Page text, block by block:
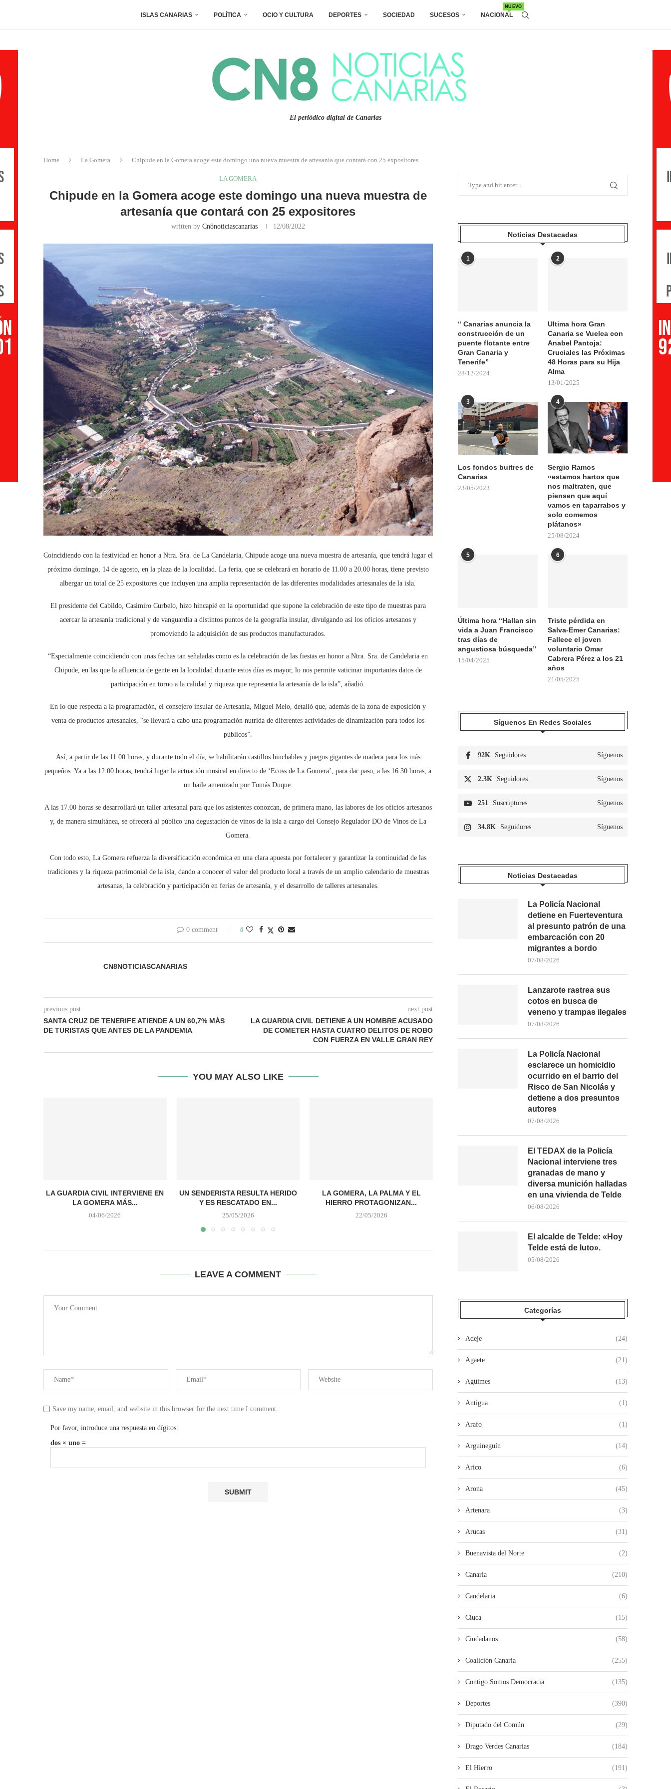
ISLAS CANARIAS POLÍTICA OCIO Y CULTURA DEPORTES SOCIEDAD SUCESOS NACIONAL
NUEVO
El periódico digital de Canarias
Home La Gomera Chipude en la Gomera acoge este domingo una nueva muestra de artesanía que contará con 25 expositores
LA GOMERA
Chipude en la Gomera acoge este domingo una nueva muestra de
artesanía que contará con 25 expositores
written by Cn8noticiascanarias 12/08/2022
Coincidiendo con la festividad en honor a Ntra. Sra. de La Candelaria, Chipude acoge una nueva muestra de artesanía, que tendrá lugar el
próximo domingo, 14 de agosto, en la plaza de la localidad. La feria, que se celebrará en horario de 11.00 a 20.00 horas, tiene previsto
albergar un total de 25 expositores que incluyen una amplia representación de las diferentes modalidades artesanales de la isla.
El presidente del Cabildo, Casimiro Curbelo, hizo hincapié en la oportunidad que supone la celebración de este tipo de muestras para
acercar la artesanía tradicional y de vanguardia a distintos puntos de la geografía insular, divulgando así los oficios artesanos y
promoviendo la adquisición de sus productos manufacturados.
“Especialmente coincidiendo con unas fechas tan señaladas como es la celebración de las fiestas en honor a Ntra. Sra. de Candelaria en
Chipude, en las que la afluencia de gente en la localidad durante estos días es mayor, lo nos permite vaticinar importantes datos de
participación en torno a la calidad y riqueza que representa la artesanía de la isla”, añadió.
En lo que respecta a la programación, el consejero insular de Artesanía, Miguel Melo, detalló que, además de la zona de exposición y
venta de productos artesanales, “se llevará a cabo una programación nutrida de diferentes actividades de dinamización para todos los
públicos”.
Así, a partir de las 11.00 horas, y durante todo el día, se habilitarán castillos hinchables y juegos gigantes de madera para los más
pequeños. Ya a las 12.00 horas, tendrá lugar la actuación musical en directo de ‘Ecoss de La Gomera’, para dar paso, a las 16.30 horas, a
un baile amenizado por Tomás Duque.
A las 17.00 horas se desarrollará un taller artesanal para que los asistentes conozcan, de primera mano, las labores de los oficios artesanos
y, de manera simultánea, se ofrecerá al público una degustación de vinos de la isla a cargo del Consejo Regulador DO de Vinos de La
Gomera.
Con todo esto, La Gomera refuerza la diversificación económica en una clara apuesta por fortalecer y garantizar la continuidad de las
tradiciones y la riqueza patrimonial de la isla, dando a conocer el valor del producto local a través de un amplio calendario de muestras
artesanas, la celebración y participación en ferias de artesanía, y el desarrollo de talleres artesanales.
0 comment 0
CN8NOTICIASCANARIAS
previous post
SANTA CRUZ DE TENERIFE ATIENDE A UN 60,7% MÁS
DE TURISTAS QUE ANTES DE LA PANDEMIA
next post
LA GUARDIA CIVIL DETIENE A UN HOMBRE ACUSADO
DE COMETER HASTA CUATRO DELITOS DE ROBO
CON FUERZA EN VALLE GRAN REY
YOU MAY ALSO LIKE
LA GUARDIA CIVIL INTERVIENE EN
LA GOMERA MÁS...
04/06/2026
UN SENDERISTA RESULTA HERIDO
Y ES RESCATADO EN...
25/05/2026
LA GOMERA, LA PALMA Y EL
HIERRO PROTAGONIZAN...
22/05/2026
AMPLIO OPERATIVO EN LA
ACCIDENTE DE GUAGUA
LEAVE A COMMENT
Save my name, email, and website in this browser for the next time I comment.
Por favor, introduce una respuesta en dígitos:
dos × uno =
Noticias Destacadas
1
“ Canarias anuncia la
construcción de un
puente flotante entre
Gran Canaria y
Tenerife”
28/12/2024
2
Ultima hora Gran
Canaria se Vuelca con
Anabel Pantoja:
Cruciales las Próximas
48 Horas para su Hija
Alma
13/01/2025
3
Los fondos buitres de
Canarias
23/05/2023
4
Sergio Ramos
«estamos hartos que
nos maltraten, que
piensen que aquí
vamos en taparrabos y
solo comemos
plátanos»
25/08/2024
5
Última hora “Hallan sin
vida a Juan Francisco
tras días de
angustiosa búsqueda”
15/04/2025
6
Triste pérdida en
Salva-Emer Canarias:
Fallece el joven
voluntario Omar
Cabrera Pérez a los 21
años
21/05/2025
Síguenos En Redes Sociales
92K Seguidores Síguenos
2.3K Seguidores Síguenos
251 Suscriptores Síguenos
34.8K Seguidores Síguenos
Noticias Destacadas
La Policía Nacional
detiene en Fuerteventura
al presunto patrón de una
embarcación con 20
migrantes a bordo
07/08/2026
Lanzarote rastrea sus
cotos en busca de
veneno y trampas ilegales
07/08/2026
La Policía Nacional
esclarece un homicidio
ocurrido en el barrio del
Risco de San Nicolás y
detiene a dos presuntos
autores
07/08/2026
El TEDAX de la Policía
Nacional interviene tres
granadas de mano y
diversa munición halladas
en una vivienda de Telde
06/08/2026
El alcalde de Telde: «Hoy
Telde está de luto».
05/08/2026
Categorías
Adeje (24)
Agaete (21)
Agüimes (13)
Antigua (1)
Arafo (1)
Arguineguín (14)
Arico (6)
Arona (45)
Artenara (3)
Arucas (31)
Buenavista del Norte (2)
Canaria (210)
Candelaria (6)
Ciuca (15)
Ciudadanos (58)
Coalición Canaria (255)
Contigo Somos Democracia (135)
Deportes (390)
Diputado del Común (29)
Drago Verdes Canarias (184)
El Hierro (191)